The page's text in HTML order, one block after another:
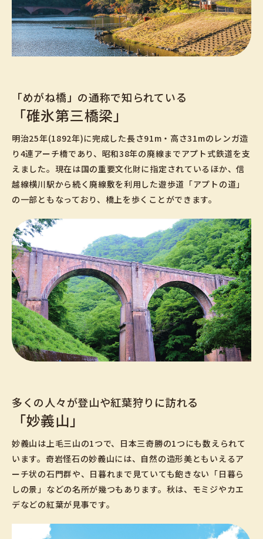
「めがね橋」の通称で知られている
「碓氷第三橋梁」
明治25年(1892年)に完成した長さ91m・高さ31mのレンガ造
り4連アーチ橋であり、昭和38年の廃線までアプト式鉄道を支
えました。現在は国の重要文化財に指定されているほか、信
越線横川駅から続く廃線敷を利用した遊歩道「アプトの道」
の一部ともなっており、橋上を歩くことができます。
多くの人々が登山や紅葉狩りに訪れる
「妙義山」
妙義山は上毛三山の1つで、日本三奇勝の1つにも数えられて
います。奇岩怪石の妙義山には、自然の造形美ともいえるア
ーチ状の石門群や、日暮れまで見ていても飽きない「日暮ら
しの景」などの名所が幾つもあります。秋は、モミジやカエ
デなどの紅葉が見事です。